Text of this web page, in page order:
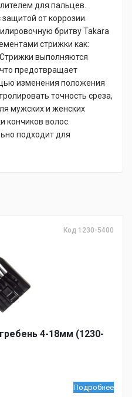
для пальцев.
от коррозии.
бритву Takara
стрижки как:
Стрижки выполняются
предотвращает
изменения положения
точность среза,
мужских и женских
кончиков волос.
подходит для
Код 1230-5400
4-18мм (1230-
Подробнее